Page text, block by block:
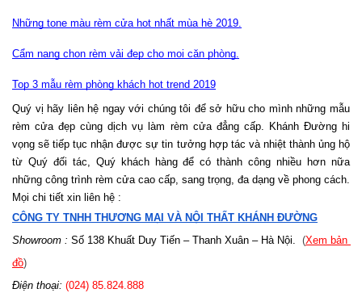
Những tone màu rèm cửa hot nhất mùa hè 2019.
Cẩm nang chọn rèm vải đẹp cho mọi căn phòng.
Top 3 mẫu rèm phòng khách hot trend 2019
Quý vị hãy liên hệ ngay với chúng tôi để sở hữu cho mình những mẫu
rèm cửa đẹp cùng dịch vụ làm rèm cửa đẳng cấp. Khánh Đường hi
vọng sẽ tiếp tục nhận được sự tin tưởng hợp tác và nhiệt thành ủng hộ
từ Quý đối tác, Quý khách hàng để có thành công nhiều hơn nữa
những công trình rèm cửa cao cấp, sang trọng, đa dạng về phong cách.
Mọi chi tiết xin liên hệ :
CÔNG TY TNHH THƯƠNG MẠI VÀ NỘI THẤT KHÁNH ĐƯỜNG
Showroom : Số 138 Khuất Duy Tiến – Thanh Xuân – Hà Nội. (Xem bản
đồ)
Điện thoại: (024) 85.824.888